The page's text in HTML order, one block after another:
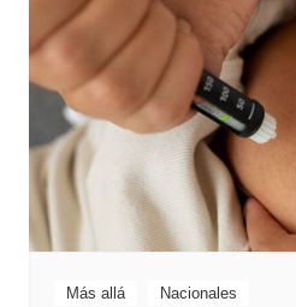
Más allá Nacionales